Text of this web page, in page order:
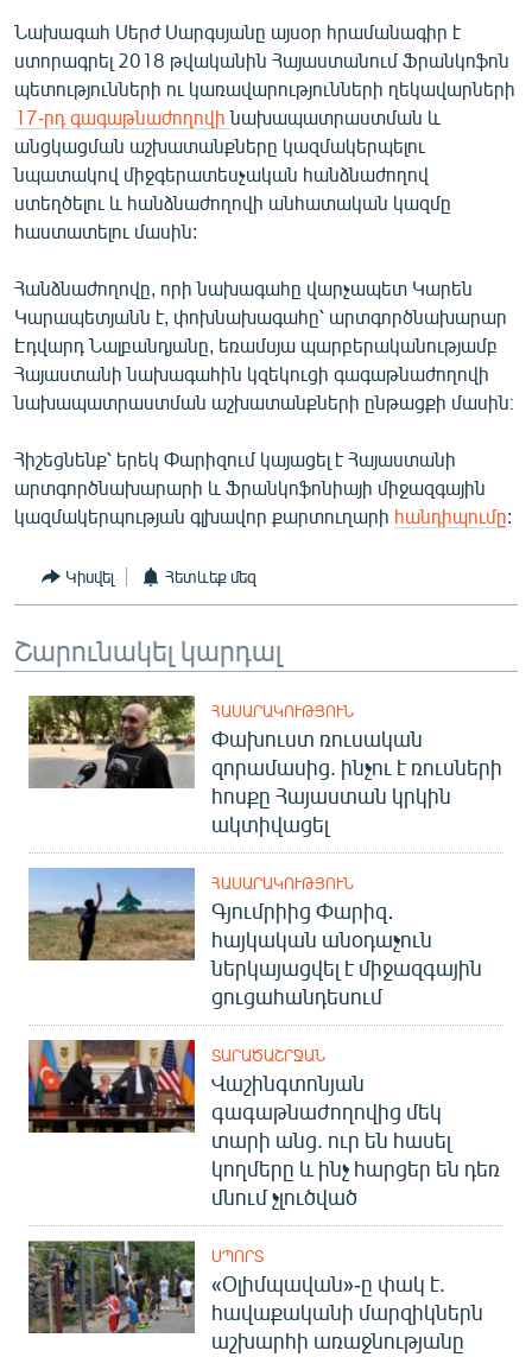
ԱՐԽԻՎ
ՏԵՍԱՆՅՈՒԹԵՐ
ԲԱՆԱՎԵՃ
ՁԳՏԵԼՈՎ ԼԱՎԱԳՈՒՅՆԻՆ
ՓՈԴՔԱՍԹ
English
Русский
«Ազատության» բոլոր կայքերը
Նախագահ Սերժ Սարգսյանը այսօր հրամանագիր է
ստորագրել 2018 թվականին Հայաստանում Ֆրանկոֆոն
պետությունների ու կառավարությունների ղեկավարների
17-րդ գագաթնաժողովինախապատրաստման և
անցկացման աշխատանքները կազմակերպելու
նպատակով միջգերատեսչական հանձնաժողով
ստեղծելու և հանձնաժողովի անհատական կազմը
հաստատելու մասին:
Հանձնաժողովը, որի նախագահը վարչապետ Կարեն
Կարապետյանն է, փոխնախագահը՝ արտգործնախարար
Էդվարդ Նալբանդյանը, եռամսյա պարբերականությամբ
Հայաստանի նախագահին կզեկուցի գագաթնաժողովի
նախապատրաստման աշխատանքների ընթացքի մասին։
Հիշեցնենք՝ երեկ Փարիզում կայացել է Հայաստանի
արտգործնախարարի և Ֆրանկոֆոնիայի միջազգային
կազմակերպության գլխավոր քարտուղարի հանդիպումը:
Կիսվել Հետևեք մեզ
Շարունակել կարդալ
ՀԱՍԱՐԱԿՈՒԹՅՈՒՆ
Փախուստ ռուսական
զորամասից. ինչու է ռուսների
հոսքը Հայաստան կրկին
ակտիվացել
ՀԱՍԱՐԱԿՈՒԹՅՈՒՆ
Գյումրիից Փարիզ․
հայկական անօդաչուն
ներկայացվել է միջազգային
ցուցահանդեսում
ՏԱՐԱԾԱՇՐՋԱՆ
Վաշինգտոնյան
գագաթնաժողովից մեկ
տարի անց. ուր են հասել
կողմերը և ինչ հարցեր են դեռ
մնում չլուծված
ՍՊՈՐՏ
«Օլիմպավան»-ը փակ է.
հավաքականի մարզիկներն
աշխարհի առաջնությանը